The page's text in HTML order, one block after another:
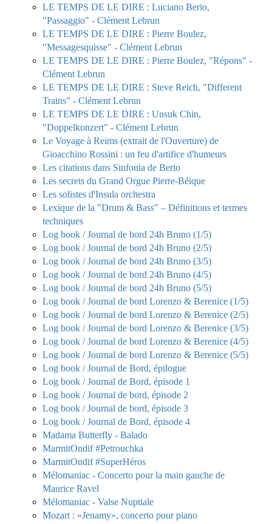
LE TEMPS DE LE DIRE : Luciano Berio,
"Passaggio" - Clément Lebrun
LE TEMPS DE LE DIRE : Pierre Boulez,
"Messagesquisse" - Clément Lebrun
LE TEMPS DE LE DIRE : Pierre Boulez, "Répons" -
Clément Lebrun
LE TEMPS DE LE DIRE : Steve Reich, "Different
Trains" - Clément Lebrun
LE TEMPS DE LE DIRE : Unsuk Chin,
"Doppelkonzert" - Clément Lebrun
Le Voyage à Reims (extrait de l'Ouverture) de
Gioacchino Rossini : un feu d'artifice d'humeurs
Les citations dans Sinfonia de Berio
Les secrets du Grand Orgue Pierre-Béique
Les solistes d'Insula orchestra
Lexique de la "Drum & Bass" – Définitions et termes
techniques
Log book / Journal de bord 24h Bruno (1/5)
Log book / Journal de bord 24h Bruno (2/5)
Log book / Journal de bord 24h Bruno (3/5)
Log book / Journal de bord 24h Bruno (4/5)
Log book / Journal de bord 24h Bruno (5/5)
Log book / Journal de bord Lorenzo & Berenice (1/5)
Log book / Journal de bord Lorenzo & Berenice (2/5)
Log book / Journal de bord Lorenzo & Berenice (3/5)
Log book / Journal de bord Lorenzo & Berenice (4/5)
Log book / Journal de bord Lorenzo & Berenice (5/5)
Log book / Journal de Bord, épilogue
Log book / Journal de Bord, épisode 1
Log book / Journal de bord, épisode 2
Log book / Journal de bord, épisode 3
Log book / Journal de Bord, épisode 4
Madama Butterfly - Balado
MarmitOndif #Petrouchka
MarmitOndif #SuperHéros
Mélomaniac - Concerto pour la main gauche de
Maurice Ravel
Mélomaniac - Valse Nuptiale
Mozart : «Jenamy», concerto pour piano